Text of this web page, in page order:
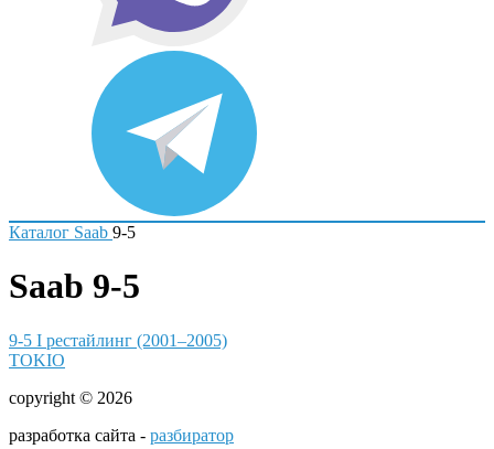
Каталог Saab 9-5
Saab 9-5
9-5 I рестайлинг (2001–2005)
TOKIO
copyright © 2026
разработка сайта - разбиратор